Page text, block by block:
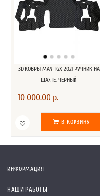
3D КОВРЫ MAN TGX 2021 РУЧНИК НА
ШАХТЕ, ЧЕРНЫЙ
10 000.00 р.
В КОРЗИНУ
ИНФОРМАЦИЯ
НАШИ РАБОТЫ